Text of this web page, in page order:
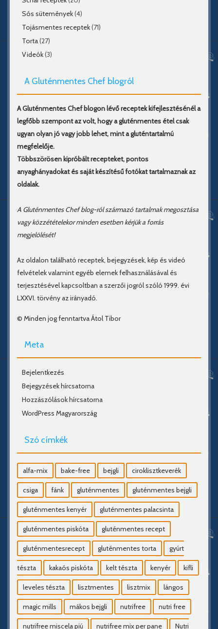
Sós sütemények(4)
Tojásmentes receptek(71)
Torta(27)
Videók(3)
A Gluténmentes Chef blogról
A Gluténmentes Chef blogon lévő receptek kifejlesztésénél a
legfőbb szempont az volt, hogy a gluténmentes étel csak
ugyan olyan jó vagy jobb lehet, mint a gluténtartalmú
megfelelője.
Többszörösen kipróbált recepteket, pontos
anyaghányadokat és saját készítésű fotókat tartalmaznak az
oldalak.
A Gluténmentes Chef blog-ról származó tartalmak megosztása
vagy közzétételekor minden esetben kérjük a forrás
megjelölését!
Az oldalon található receptek, bejegyzések, kép és videó
felvételek valamint egyéb elemek felhasználásával és
terjesztésével kapcsoltban a szerzői jogról szóló 1999. évi
LXXVI. törvény az irányadó.
© Minden jog fenntartva Átol Tibor
Meta
Bejelentkezés
Bejegyzések hírcsatorna
Hozzászólások hírcsatorna
WordPress Magyarország
Szó címkék
alfa-mix bake-free bejgli ciroklisztkeverék
csiga fánk gluténmentes gluténmentes bejgli
gluténmentes kenyér gluténmentes palacsinta
gluténmentes piskóta gluténmentes recept
gluténmentesrecept gluténmentes torta gyúrt
tészta kakaós piskóta kelt tészta kenyér kifli
leveles tészta lisztmentes lisztmix lángos
magic mills mákos bejgli nutrifree nutri free
nutrifree miscela piú nutrifree mix per pane Nutri